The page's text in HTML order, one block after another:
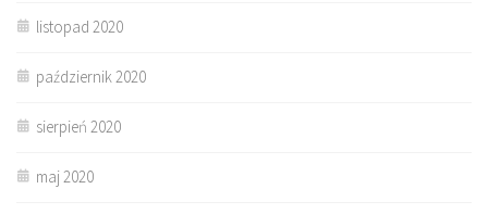
listopad 2020
październik 2020
sierpień 2020
maj 2020